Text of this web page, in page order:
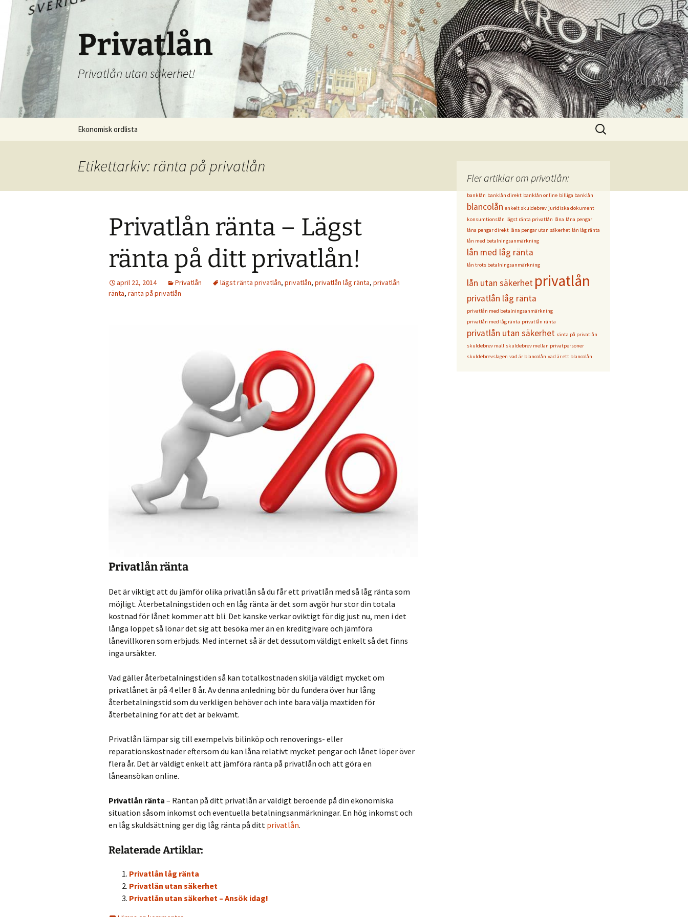
Hoppa
till
innehåll
Privatlån
Privatlån utan säkerhet!
Ekonomisk ordlista
Sök
efter:
Etikettarkiv: ränta på privatlån
Privatlån ränta – Lägst
ränta på ditt privatlån!
april 22, 2014 Privatlån lägst ränta privatlån, privatlån, privatlån låg ränta, privatlån
ränta, ränta på privatlån
Privatlån ränta
Det är viktigt att du jämför olika privatlån så du får ett privatlån med så låg ränta som
möjligt. Återbetalningstiden och en låg ränta är det som avgör hur stor din totala
kostnad för lånet kommer att bli. Det kanske verkar oviktigt för dig just nu, men i det
långa loppet så lönar det sig att besöka mer än en kreditgivare och jämföra
lånevillkoren som erbjuds. Med internet så är det dessutom väldigt enkelt så det finns
inga ursäkter.
Vad gäller återbetalningstiden så kan totalkostnaden skilja väldigt mycket om
privatlånet är på 4 eller 8 år. Av denna anledning bör du fundera över hur lång
återbetalningstid som du verkligen behöver och inte bara välja maxtiden för
återbetalning för att det är bekvämt.
Privatlån lämpar sig till exempelvis bilinköp och renoverings- eller
reparationskostnader eftersom du kan låna relativt mycket pengar och lånet löper över
flera år. Det är väldigt enkelt att jämföra ränta på privatlån och att göra en
låneansökan online.
Privatlån ränta – Räntan på ditt privatlån är väldigt beroende på din ekonomiska
situation såsom inkomst och eventuella betalningsanmärkningar. En hög inkomst och
en låg skuldsättning ger dig låg ränta på ditt privatlån.
Relaterade Artiklar:
Privatlån låg ränta
Privatlån utan säkerhet
Privatlån utan säkerhet – Ansök idag!
Fler artiklar om privatlån:
banklån banklån direkt banklån online billiga banklån
blancolån enkelt skuldebrev juridiska dokument
konsumtionslån lägst ränta privatlån låna låna pengar
låna pengar direkt låna pengar utan säkerhet lån låg ränta
lån med betalningsanmärkning
lån med låg ränta
lån trots betalningsanmärkning
lån utan säkerhet privatlån
privatlån låg ränta
privatlån med betalningsanmärkning
privatlån med låg ränta privatlån ränta
privatlån utan säkerhet ränta på privatlån
skuldebrev mall skuldebrev mellan privatpersoner
skuldebrevslagen vad är blancolån vad är ett blancolån